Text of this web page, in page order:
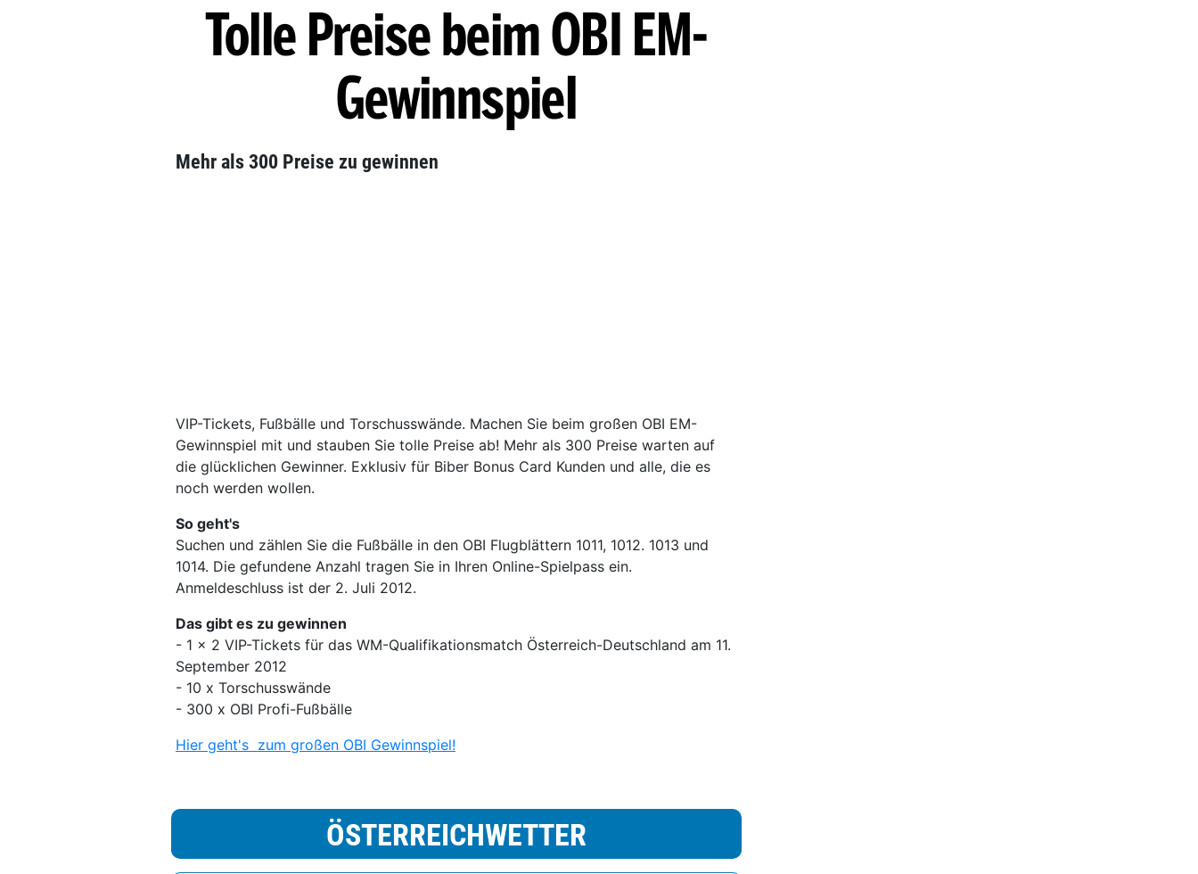
Tolle Preise beim OBI EM-
Gewinnspiel
Mehr als 300 Preise zu gewinnen
VIP-Tickets, Fußbälle und Torschusswände. Machen Sie beim großen OBI EM-
Gewinnspiel mit und stauben Sie tolle Preise ab! Mehr als 300 Preise warten auf
die glücklichen Gewinner. Exklusiv für Biber Bonus Card Kunden und alle, die es
noch werden wollen.
So geht's
Suchen und zählen Sie die Fußbälle in den OBI Flugblättern 1011, 1012. 1013 und
1014. Die gefundene Anzahl tragen Sie in Ihren Online-Spielpass ein.
Anmeldeschluss ist der 2. Juli 2012.
Das gibt es zu gewinnen
- 1 x 2 VIP-Tickets für das WM-Qualifikationsmatch Österreich-Deutschland am 11.
September 2012
- 10 x Torschusswände
- 300 x OBI Profi-Fußbälle
Hier geht's zum großen OBI Gewinnspiel!
ÖSTERREICHWETTER